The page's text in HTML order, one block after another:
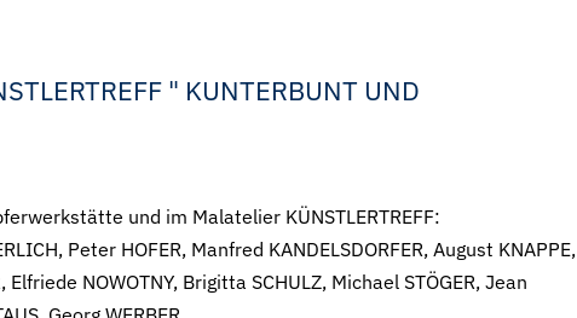
" KUNTERBUNT UND
und im Malatelier KÜNSTLERTREFF:
Peter HOFER, Manfred KANDELSDORFER, August KNAPPE,
NOWOTNY, Brigitta SCHULZ, Michael STÖGER, Jean